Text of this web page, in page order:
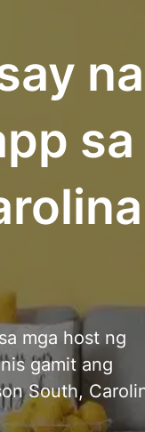
na
sa
mga host ng
gamit ang
South,